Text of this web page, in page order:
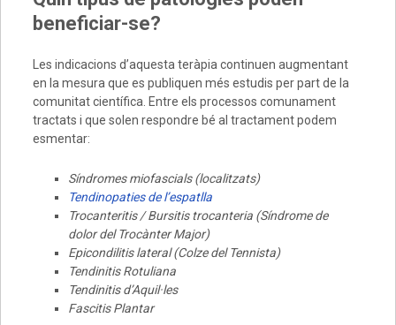
beneficiar-se?
Les indicacions d’aquesta teràpia continuen augmentant
en la mesura que es publiquen més estudis per part de la
comunitat científica. Entre els processos comunament
tractats i que solen respondre bé al tractament podem
esmentar:
Síndromes miofascials (localitzats)
Tendinopaties de l’espatlla
Trocanteritis / Bursitis trocanteria (Síndrome de
dolor del Trocànter Major)
Epicondilitis lateral (Colze del Tennista)
Tendinitis Rotuliana
Tendinitis d’Aquil·les
Fascitis Plantar